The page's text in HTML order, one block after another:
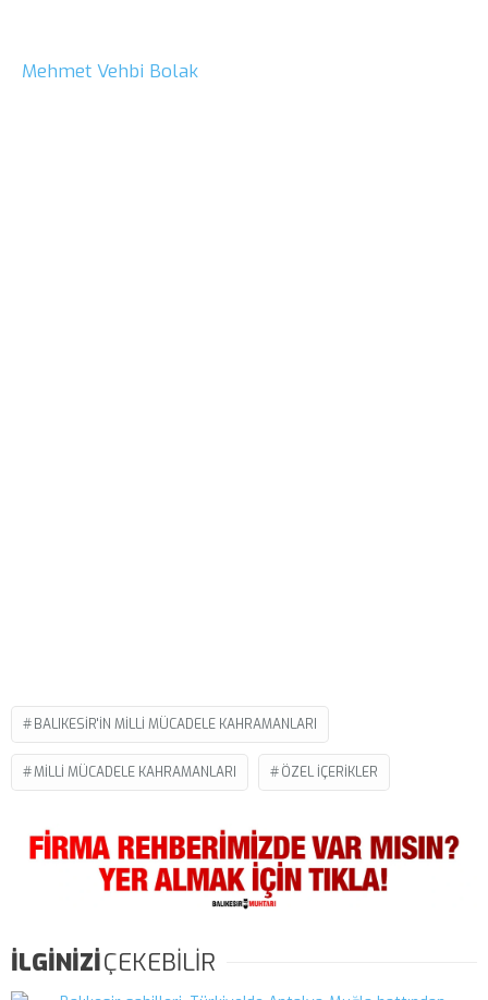
Mehmet Vehbi Bolak
BALIKESIR'IN MILLI MÜCADELE KAHRAMANLARI
MILLI MÜCADELE KAHRAMANLARI ÖZEL İÇERIKLER
İLGİNİZİÇEKEBİLİR